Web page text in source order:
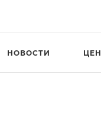
НОВОСТИ